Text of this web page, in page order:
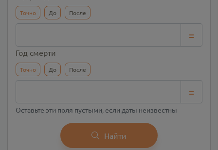
Точно До После
=
Год смерти
Точно До После
=
Оставьте эти поля пустыми, если даты неизвестны
Найти